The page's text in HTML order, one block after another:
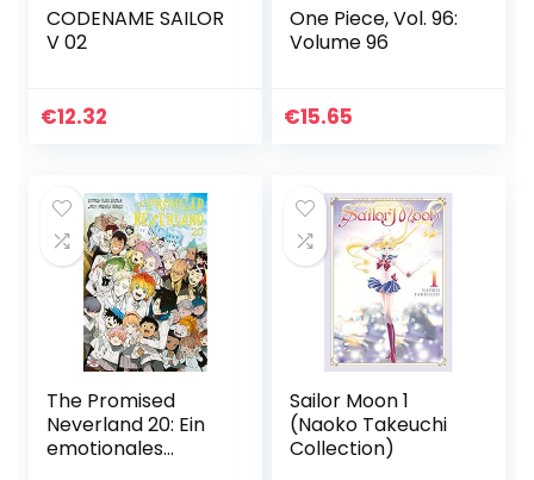
CODENAME SAILOR
V 02
€12.32
One Piece, Vol. 96:
Volume 96
€15.65
The Promised
Neverland 20: Ein
emotionales
Sailor Moon 1
(Naoko Takeuchi
Collection)